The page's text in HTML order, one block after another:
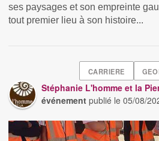
ses paysages et son empreinte
tout premier lieu à son histoire...
CARRIERE
Stéphanie L'homme et la
événement publié le05/08/